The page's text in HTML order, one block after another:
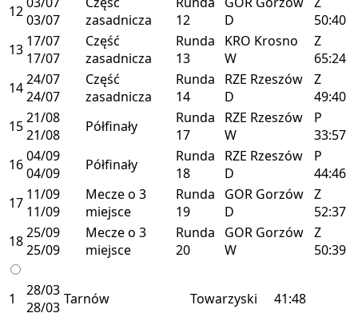
1203/07
zasadnicza
12
D
50:40
13 17/07
17/07
Część
zasadnicza
Runda
13
KRO Krosno
W
Z
65:24
1424/07
24/07
Część
zasadnicza
Runda
14
RZE Rzeszów
D
Z
49:40
1521/08
21/08
Półfinały
Runda
17
RZE Rzeszów
W
P
33:57
1604/09
04/09
Półfinały
Runda
18
RZE Rzeszów
D
P
44:46
17 11/09
11/09
Mecze o 3
miejsce
Runda
19
GOR Gorzów
D
Z
52:37
1825/09
25/09
Mecze o 3
miejsce
Runda
20
GOR Gorzów
W
Z
50:39
1
28/03
28/03 Tarnów Towarzyski 41:48